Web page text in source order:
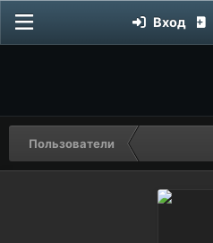
Вход
Пользователи